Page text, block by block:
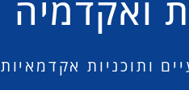
ואקדמיה
ותוכניות אקדמאיות